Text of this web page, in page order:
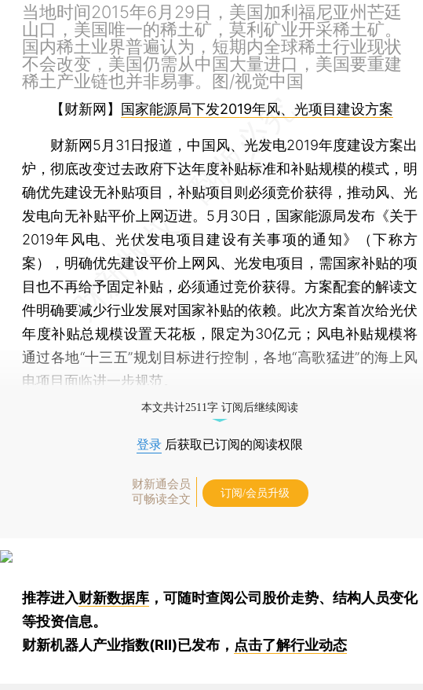
当地时间2015年6月29日，美国加利福尼亚州芒廷
山口，美国唯一的稀土矿，莫利矿业开采稀土矿。
国内稀土业界普遍认为，短期内全球稀土行业现状
不会改变，美国仍需从中国大量进口，美国要重建
稀土产业链也并非易事。图/视觉中国
【财新网】 国家能源局下发2019年风、光项目建设方案
财新网5月31日报道，中国风、光发电2019年度建设方案出
炉，彻底改变过去政府下达年度补贴标准和补贴规模的模式，明
确优先建设无补贴项目，补贴项目则必须竞价获得，推动风、光
发电向无补贴平价上网迈进。5月30日，国家能源局发布《关于
2019年风电、光伏发电项目建设有关事项的通知》（下称方
案），明确优先建设平价上网风、光发电项目，需国家补贴的项
目也不再给予固定补贴，必须通过竞价获得。方案配套的解读文
件明确要减少行业发展对国家补贴的依赖。此次方案首次给光伏
年度补贴总规模设置天花板，限定为30亿元；风电补贴规模将
通过各地“十三五”规划目标进行控制，各地“高歌猛进”的海上风
电项目面临进一步规范。
本文共计2511字 订阅后继续阅读
登录 后获取已订阅的阅读权限
财新通会员
可畅读全文
订阅/会员升级
推荐进入财新数据库 ，可随时查阅公司股价走势、结构人员变化
等投资信息。
财新机器人产业指数(RII)已发布， 点击了解行业动态